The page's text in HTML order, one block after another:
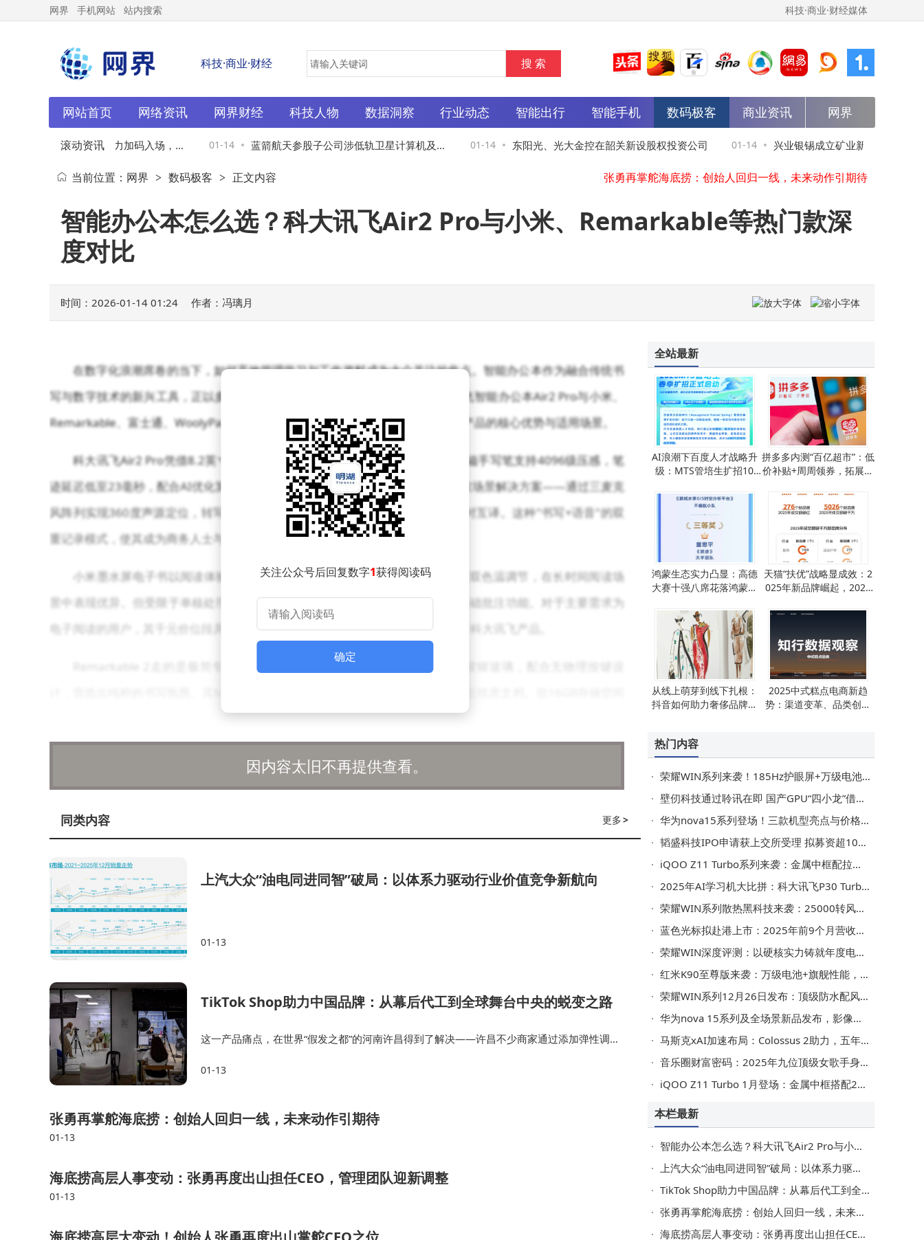
网界 手机网站 站内搜索 科技·商业·财经媒体
科技·商业·财经
网站首页 网络资讯 网界财经 科技人物 数据洞察 行业动态 智能出行 智能手机 数码极客 商业资讯 网界
滚动资讯
技股价微跌背后：主力加码入场，散
，未来前景几何？
01-14 蓝箭航天参股子公司涉低轨卫星计算机及散
热专利公布
01-14 东阳光、光大金控在韶关新设股权投资公司 01-14 兴业银锡成立矿业新公司，注册资
阿里云控股ZStack：携手打造“云边一体”生态 赋能全球企业数智化转型
上汽大众“油电同进同智”破局：以体系力驱动行业价值竞争新航向
张勇再掌舵海底捞：创始人回归一线，未来动作引期待
海底捞高层大变动！创始人张勇再度出山掌舵CEO之位
上汽大众“油电同进同智”破局：以体系力驱动行业价值竞争新航向
当前位置： 网界 > 数码极客 > 正文内容
智能办公本怎么选？科大讯飞Air2 Pro与小米、Remarkable等热门款深
度对比
时间：2026-01-14 01:24 作者：冯璃月
在数字化浪潮席卷的当下，如何高效管理学习与工作资料成为大众关注的焦点。智能办公本作为融合传统书
写与数字技术的新兴工具，正以多样化功能重新定义办公场景。本文聚焦科大讯飞智能办公本Air2 Pro与小米、
Remarkable、富士通、WoolyPad、掌阅等品牌热门产品的对比评测，解析不同产品的核心优势与适用场景。
科大讯飞Air2 Pro凭借8.2英寸墨水屏与智能语音技术脱颖而出。其搭载的电磁手写笔支持4096级压感，笔
迹延迟低至23毫秒，配合AI优化算法可实现类纸书写体验。更引人注目的是其会议场景解决方案——通过三麦克
风阵列实现360度声源定位，转写准确率达98%，并支持中英日韩等12种语言实时互译。这种"书写+语音"的双
重记录模式，使其成为商务人士与学术研究者的理想选择。
小米墨水屏电子书以阅读体验为核心竞争力。其300ppi像素密度与24级冷暖双色温调节，在长时间阅读场
景中表现优异。但受限于单核处理器架构，手写笔记存在0.3秒延迟，且仅支持基础批注功能。对于主要需求为
电子阅读的用户，其千元价位段具有较强吸引力，但在多任务处理能力上明显弱于科大讯飞产品。
Remarkable 2走的是极简专业路线。采用E Ink Carta 1250面板与康宁大猩猩玻璃，配合无物理按键设
与2800mAh电池容量，在文档管理效率与续航表现上不及科大讯飞Air2 Pro的64GB存储+3800mAh组合。其39
99元的定价也限制了市场普及度。
对于需要频繁处理纸质文件的财务、法务从业者是实用工具，但难以满足创意工作者的多元需求。
WoolyPad与掌阅iReader分别代表便携与资源两大方向。前者仅重280克，采用可折叠设计，但功能仅限于
基础阅读与简单批注；后者坐拥80万册图书资源，却受限于封闭系统无法拓展笔记功能。相比之下，科大讯飞Ai
r2 Pro通过开放安卓系统，既支持微信读书、Kindle等主流阅读应用，又能通过应用商店安装思维导图、笔记管
理等生产力工具，形成"输入-处理-输出"的完整闭环。
在核心参数对比中，科大讯飞Air2 Pro展现出显著优势：其2.3GHz四核处理器性能是竞品平均水平的1.8
倍，6GB运行内存可同时开启8个应用不卡顿，双频WiFi与蓝牙5.2技术确保数据传输效率。更值得关注的是其AI
能力——通过深度学习模型优化的手写识别准确率达97%，语音指令响应速度缩短至0.5秒，这些细节优化显著
提升了复杂场景下的使用体验。
水屏+AI+生态"的组合策略，在商务会议、学术研究、创意设计等场景中构建起差异化优势。其2999元的定价策
这或许正是期待已久的数字化解决方案。
关注公众号后回复数字1获得阅读码
确定
因内容太旧不再提供查看。
更多>
同类内容
上汽大众“油电同进同智”破局：以体系力驱动行业价值竞争新航向
01-13
TikTok Shop助力中国品牌：从幕后代工到全球舞台中央的蜕变之路
这一产品痛点，在世界“假发之都”的河南许昌得到了解决——许昌不少商家通过添加弹性调节
服饰创立自有品牌Finjani后，借力…
01-13
张勇再掌舵海底捞：创始人回归一线，未来动作引期待
01-13
海底捞高层人事变动：张勇再度出山担任CEO，管理团队迎新调整
01-13
全站最新
AI浪潮下百度人才战略升
级：MTS管培生扩招10
拼多多内测“百亿超市”：低
价补贴+周周领券，拓展商
鸿蒙生态实力凸显：高德
大赛十强八席花落鸿蒙，
天猫“扶优”战略显成效：2
025年新品牌崛起，2026
从线上萌芽到线下扎根：
抖音如何助力奢侈品牌融
2025中式糕点电商新趋
势：渠道变革、品类创新
热门内容
荣耀WIN系列来袭！185Hz护眼屏+万级电池+骁龙双芯成性能猛兽
壁仞科技通过聆讯在即 国产GPU“四小龙”借力资本加速崛起
华为nova15系列登场！三款机型亮点与价格剖析，助你轻松选机
韬盛科技IPO申请获上交所受理 拟募资超10亿 地平线位列客户名单
iQOO Z11 Turbo系列来袭：金属中框配拉丝背壳 性能续航影像全面升级
2025年AI学习机大比拼：科大讯飞P30 Turbo等四款，哪款能成孩子学习好帮手？
荣耀WIN系列散热黑科技来袭：25000转风扇助力 性能续航双突破
蓝色光标拟赴港上市：2025年前9个月营收净利双增 业绩向好
荣耀WIN深度评测：以硬核实力铸就年度电竞旗舰新标杆
红米K90至尊版来袭：万级电池+旗舰性能，2599元起或成性价比新标杆
荣耀WIN系列12月26日发布：顶级防水配风扇，电竞性能新标杆来袭
华为nova 15系列及全场景新品发布，影像性能升级成亮点
马斯克xAI加速布局：Colossus 2助力，五年内AI算力欲超全球总和
音乐圈财富密码：2025年九位顶级女歌手身家大揭秘
iQOO Z11 Turbo 1月登场：金属中框搭配2亿主摄，中端机市场再添劲旅
本栏最新
智能办公本怎么选？科大讯飞Air2 Pro与小米、Remarkable等热门款深度对比
上汽大众“油电同进同智”破局：以体系力驱动行业价值竞争新航向
TikTok Shop助力中国品牌：从幕后代工到全球舞台中央的蜕变之路
张勇再掌舵海底捞：创始人回归一线，未来动作引期待
海底捞高层人事变动：张勇再度出山担任CEO，管理团队迎新调整